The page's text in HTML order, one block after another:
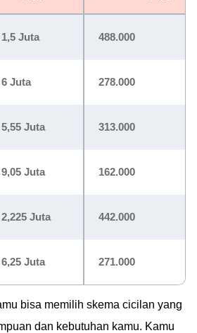
1,5 Juta 488.000
6 Juta 278.000
5,55 Juta 313.000
9,05 Juta 162.000
2,225 Juta 442.000
6,25 Juta 271.000
bisa memilih skema cicilan yang
dan kebutuhan kamu. Kamu